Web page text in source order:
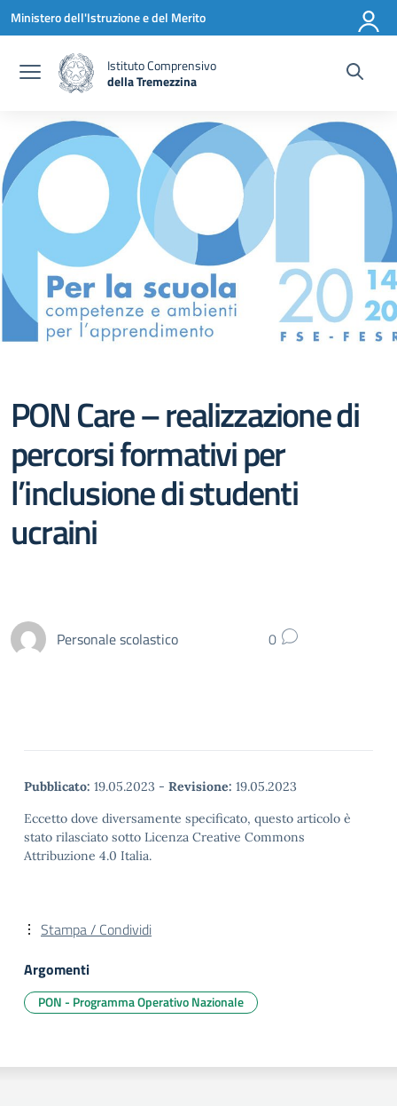
Vai ai contenuti
Vai al menu di navigazione
Vai al footer
Ministero dell'Istruzione e del Merito
Istituto Comprensivo
della Tremezzina
PON Care – realizzazione di
percorsi formativi per
l’inclusione di studenti
ucraini
Personale scolastico 0
Pubblicato: 19.05.2023 - Revisione: 19.05.2023
Eccetto dove diversamente specificato, questo articolo è
stato rilasciato sotto Licenza Creative Commons
Attribuzione 4.0 Italia.
Stampa / Condividi
Argomenti
PON - Programma Operativo Nazionale